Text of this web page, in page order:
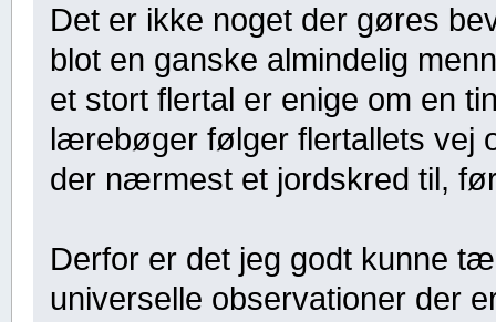
Det er ikke noget der gøres
blot en ganske almindelig
et stort flertal er enige om en
lærebøger følger flertallets vej
der nærmest et jordskred til,
Derfor er det jeg godt kunne
universelle observationer der